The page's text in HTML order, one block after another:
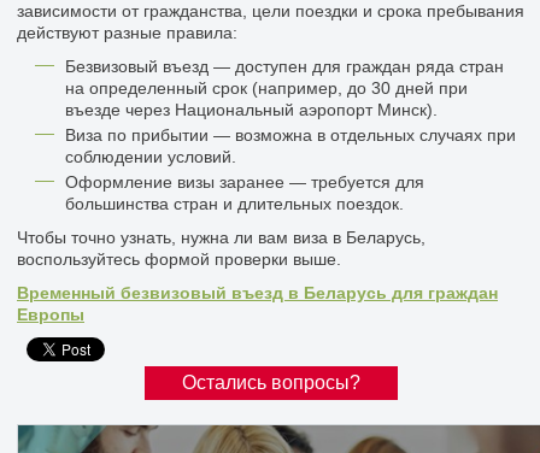
зависимости от гражданства, цели поездки и срока пребывания
действуют разные правила:
Безвизовый въезд — доступен для граждан ряда стран
на определенный срок (например, до 30 дней при
въезде через Национальный аэропорт Минск).
Виза по прибытии — возможна в отдельных случаях при
соблюдении условий.
Оформление визы заранее — требуется для
большинства стран и длительных поездок.
Чтобы точно узнать, нужна ли вам виза в Беларусь,
воспользуйтесь формой проверки выше.
Временный безвизовый въезд в Беларусь для граждан
Европы
Остались вопросы?